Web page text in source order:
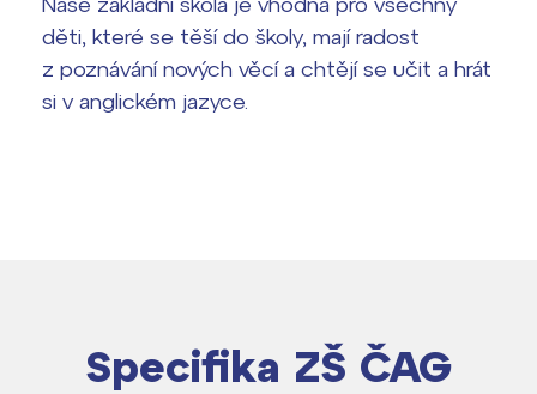
Maturitní zkoušky
Europass
Maturitní témata
Bakaláři
děti, které se těší do školy, mají radost
z poznávání nových věcí a chtějí se učit a hrát
si v anglickém jazyce.
Specifika ZŠ ČAG